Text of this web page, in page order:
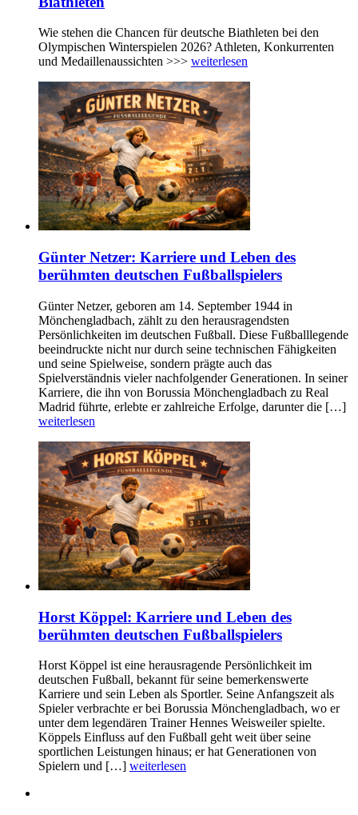
Wie stehen die Chancen für deutsche Biathleten bei den
Olympischen Winterspielen 2026? Athleten, Konkurrenten
und Medaillenaussichten >>> weiterlesen
Günter Netzer: Karriere und Leben des
berühmten deutschen Fußballspielers
Günter Netzer, geboren am 14. September 1944 in
Mönchengladbach, zählt zu den herausragendsten
Persönlichkeiten im deutschen Fußball. Diese Fußballlegende
beeindruckte nicht nur durch seine technischen Fähigkeiten
und seine Spielweise, sondern prägte auch das
Spielverständnis vieler nachfolgender Generationen. In seiner
Karriere, die ihn von Borussia Mönchengladbach zu Real
Madrid führte, erlebte er zahlreiche Erfolge, darunter die […]
weiterlesen
Horst Köppel: Karriere und Leben des
berühmten deutschen Fußballspielers
Horst Köppel ist eine herausragende Persönlichkeit im
deutschen Fußball, bekannt für seine bemerkenswerte
Karriere und sein Leben als Sportler. Seine Anfangszeit als
Spieler verbrachte er bei Borussia Mönchengladbach, wo er
unter dem legendären Trainer Hennes Weisweiler spielte.
Köppels Einfluss auf den Fußball geht weit über seine
sportlichen Leistungen hinaus; er hat Generationen von
Spielern und […] weiterlesen